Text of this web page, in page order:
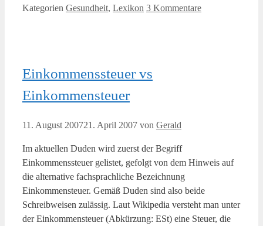
Kategorien Gesundheit, Lexikon 3 Kommentare
Einkommenssteuer vs
Einkommensteuer
11. August 200721. April 2007 von Gerald
Im aktuellen Duden wird zuerst der Begriff
Einkommenssteuer gelistet, gefolgt von dem Hinweis auf
die alternative fachsprachliche Bezeichnung
Einkommensteuer. Gemäß Duden sind also beide
Schreibweisen zulässig. Laut Wikipedia versteht man unter
der Einkommensteuer (Abkürzung: ESt) eine Steuer, die